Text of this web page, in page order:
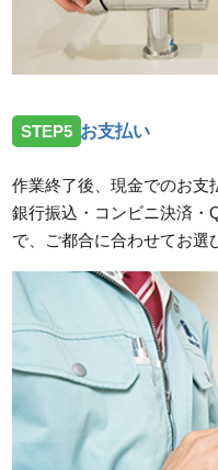
STEP5 お支払い
作業終了後、現金でのお支
銀行振込・コンビニ決済・
で、ご都合に合わせてお選